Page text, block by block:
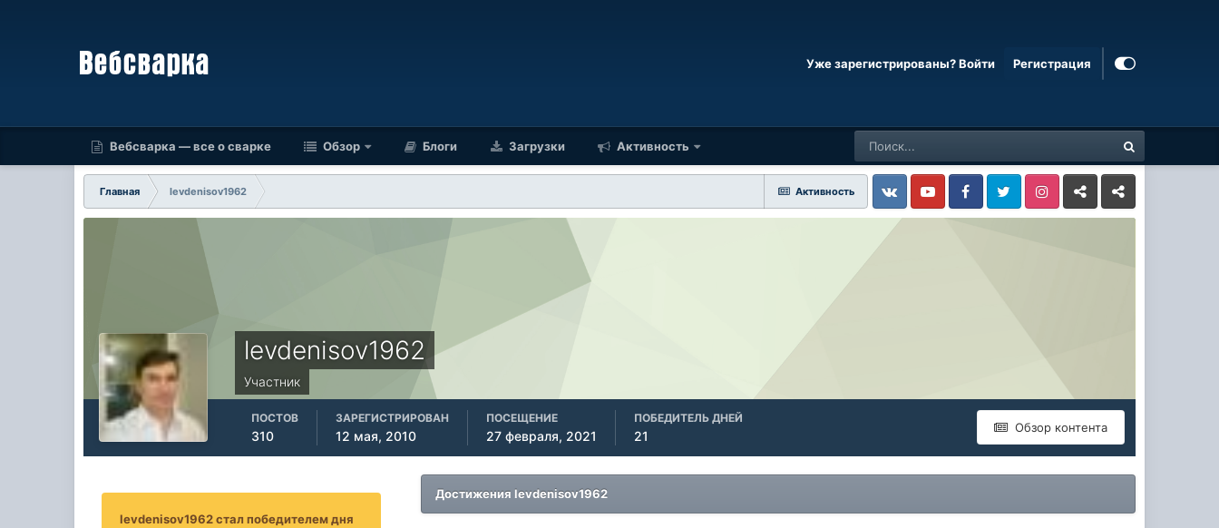
Уже зарегистрированы? Войти Регистрация
Вебсварка — все о сварке Обзор Блоги Загрузки Активность
Активность
Главная
levdenisov1962
VkontakteYouTube FacebookTwitter InstagramLivejournalOdnoklassniki
levdenisov1962
Участник
Обзор контента
ПОСТОВ
310
ЗАРЕГИСТРИРОВАН
12 мая, 2010
ПОСЕЩЕНИЕ
27 февраля, 2021
ПОБЕДИТЕЛЬ ДНЕЙ
21
levdenisov1962 стал победителем дня
Достижения levdenisov1962